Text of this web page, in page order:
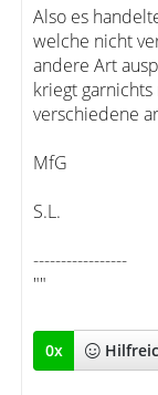
Also es
welche nicht
andere Art
kriegt
verschiedene
MfG
S.L.
-----------------
""
0x